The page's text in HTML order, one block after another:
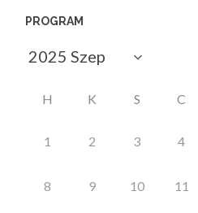
PROGRAM
H K S C
1 2 3 4
8 9 10 11